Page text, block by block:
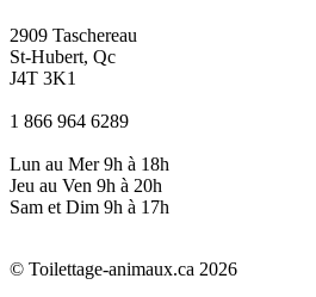
2909 Taschereau
St-Hubert, Qc
J4T 3K1
1 866 964 6289
Lun au Mer 9h à 18h
Jeu au Ven 9h à 20h
Sam et Dim 9h à 17h
© Toilettage-animaux.ca 2026